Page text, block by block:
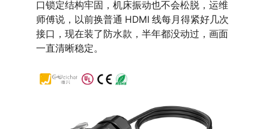
口锁定结构牢固，机床振动也不会松脱，运维
师傅说，以前换普通 HDMI 线每月得紧好几次
接口，现在装了防水款，半年都没动过，画面
一直清晰稳定。